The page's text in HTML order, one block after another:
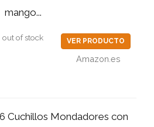
mango...
out of stock VER PRODUCTO
Amazon.es
Cuchillos Mondadores con